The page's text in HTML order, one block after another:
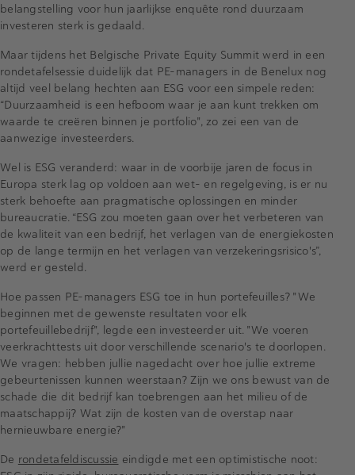
belangstelling voor hun jaarlijkse enquête rond duurzaam
investeren sterk is gedaald.
Maar tijdens het Belgische Private Equity Summit werd in een
rondetafelsessie duidelijk dat PE-managers in de Benelux nog
altijd veel belang hechten aan ESG voor een simpele reden:
“Duurzaamheid is een hefboom waar je aan kunt trekken om
waarde te creëren binnen je portfolio", zo zei een van de
aanwezige investeerders.
Wel is ESG veranderd: waar in de voorbije jaren de focus in
Europa sterk lag op voldoen aan wet- en regelgeving, is er nu
sterk behoefte aan pragmatische oplossingen en minder
bureaucratie. “ESG zou moeten gaan over het verbeteren van
de kwaliteit van een bedrijf, het verlagen van de energiekosten
op de lange termijn en het verlagen van verzekeringsrisico's”,
werd er gesteld.
Hoe passen PE-managers ESG toe in hun portefeuilles? "We
beginnen met de gewenste resultaten voor elk
portefeuillebedrijf", legde een investeerder uit. "We voeren
veerkrachttests uit door verschillende scenario's te doorlopen.
We vragen: hebben jullie nagedacht over hoe jullie extreme
gebeurtenissen kunnen weerstaan? Zijn we ons bewust van de
schade die dit bedrijf kan toebrengen aan het milieu of de
maatschappij? Wat zijn de kosten van de overstap naar
hernieuwbare energie?"
De rondetafeldiscussie eindigde met een optimistische noot: